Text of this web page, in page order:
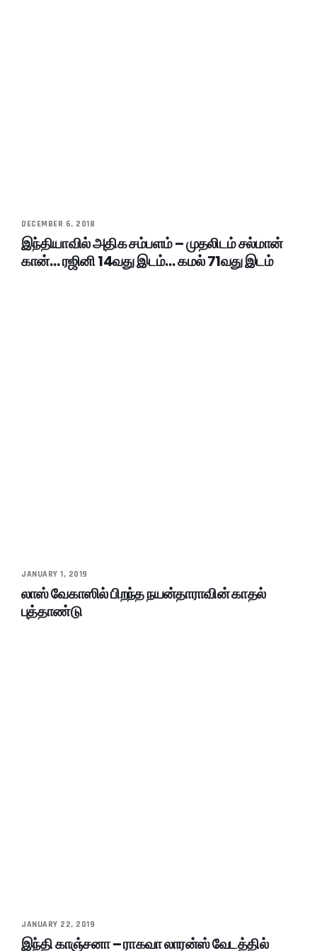
DECEMBER 6, 2018
இந்தியாவில் அதிக சம்பளம் – முதலிடம் சல்மான்
கான்… ரஜினி 14வது இடம்… கமல் 71வது இடம்
JANUARY 1, 2019
லாஸ் வேகாஸில் பிறந்த நயன்தாராவின் காதல்
புத்தாண்டு
JANUARY 22, 2019
இந்தி காஞ்சனா – ராகவா லாரன்ஸ் வேடத்தில்